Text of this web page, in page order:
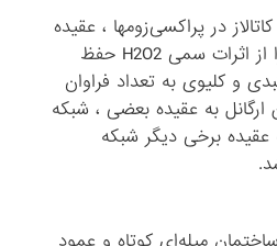
در پراکسی‌زومها ، عقیده
بر این است که سلولها را از اثرات سمی H2O2 حفظ
و کلیوی به تعداد فراوان
به عقیده بعضی ، شبکه
عقیده برخی دیگر شبکه